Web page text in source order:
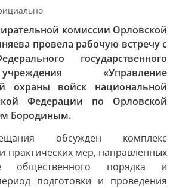
комиссии Орловской
провела рабочую встречу с
государственного
«Управление
охраны войск национальной
Федерации по Орловской
Бородиным.
обсужден комплекс
практических мер, направленных
общественного порядка и
подготовки и проведения